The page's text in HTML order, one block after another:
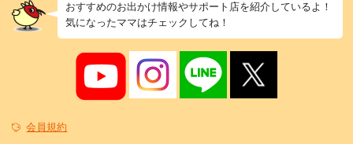
おすすめのお出かけ情報やサポート店を紹介しているよ！
気になったママはチェックしてね！
会員規約